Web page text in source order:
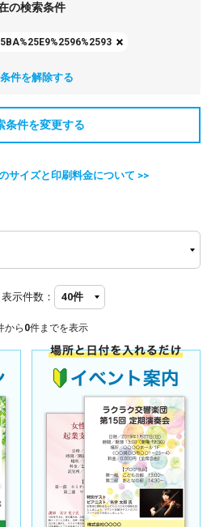
の検索条件
件を解除する
条件を変更する
サイズと印刷料金について >>
表示件数：
から 0件までを表示